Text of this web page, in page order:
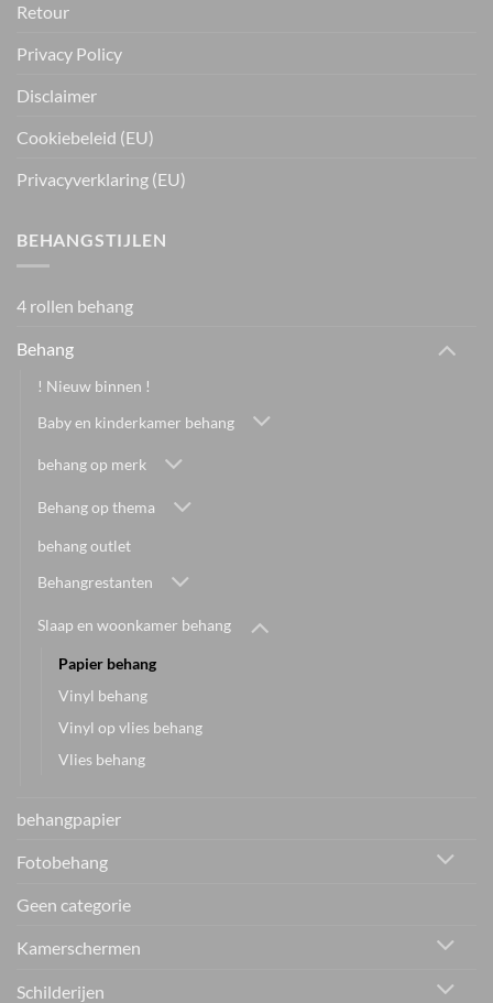
Retour
Privacy Policy
Disclaimer
Cookiebeleid (EU)
Privacyverklaring (EU)
BEHANGSTIJLEN
4 rollen behang
Behang
! Nieuw binnen !
Baby en kinderkamer behang
behang op merk
Behang op thema
behang outlet
Behangrestanten
Slaap en woonkamer behang
Papier behang
Vinyl behang
Vinyl op vlies behang
Vlies behang
behangpapier
Fotobehang
Geen categorie
Kamerschermen
Schilderijen